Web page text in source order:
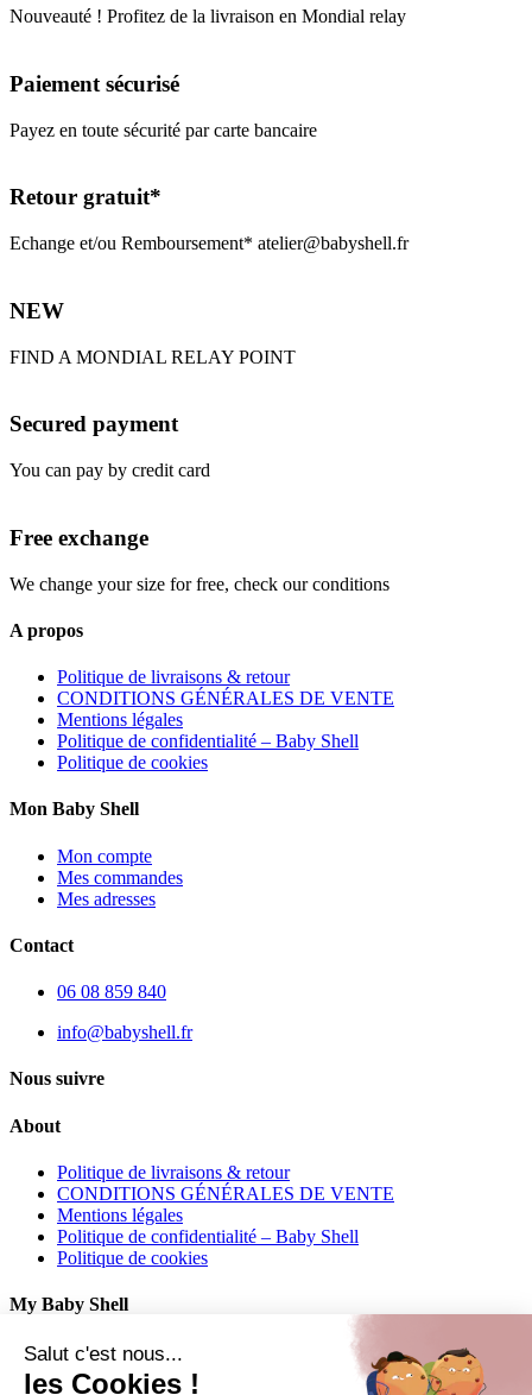
Nouveauté ! Profitez de la livraison en Mondial relay
Paiement sécurisé
Payez en toute sécurité par carte bancaire
Retour gratuit*
Echange et/ou Remboursement* atelier@babyshell.fr
NEW
FIND A MONDIAL RELAY POINT
Secured payment
You can pay by credit card
Free exchange
We change your size for free, check our conditions
A propos
Politique de livraisons & retour
CONDITIONS GÉNÉRALES DE VENTE
Mentions légales
Politique de confidentialité – Baby Shell
Politique de cookies
Mon Baby Shell
Mon compte
Mes commandes
Mes adresses
Contact
06 08 859 840
info@babyshell.fr
Nous suivre
About
Politique de livraisons & retour
CONDITIONS GÉNÉRALES DE VENTE
Mentions légales
Politique de confidentialité – Baby Shell
Politique de cookies
My Baby Shell
Mon compte
Mes commandes
Salut c'est nous...
les Cookies !